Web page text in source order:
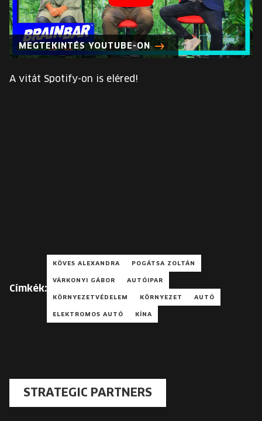
MEGTEKINTÉS YOUTUBE-ON
A vitát Spotify-on is eléred!
Címkék:
KÖVES ALEXANDRA POGÁTSA ZOLTÁN
VÁRKONYI GÁBOR AUTÓIPAR
KÖRNYEZETVÉDELEM KÖRNYEZET AUTÓ
ELEKTROMOS AUTÓ KÍNA
STRATEGIC PARTNERS